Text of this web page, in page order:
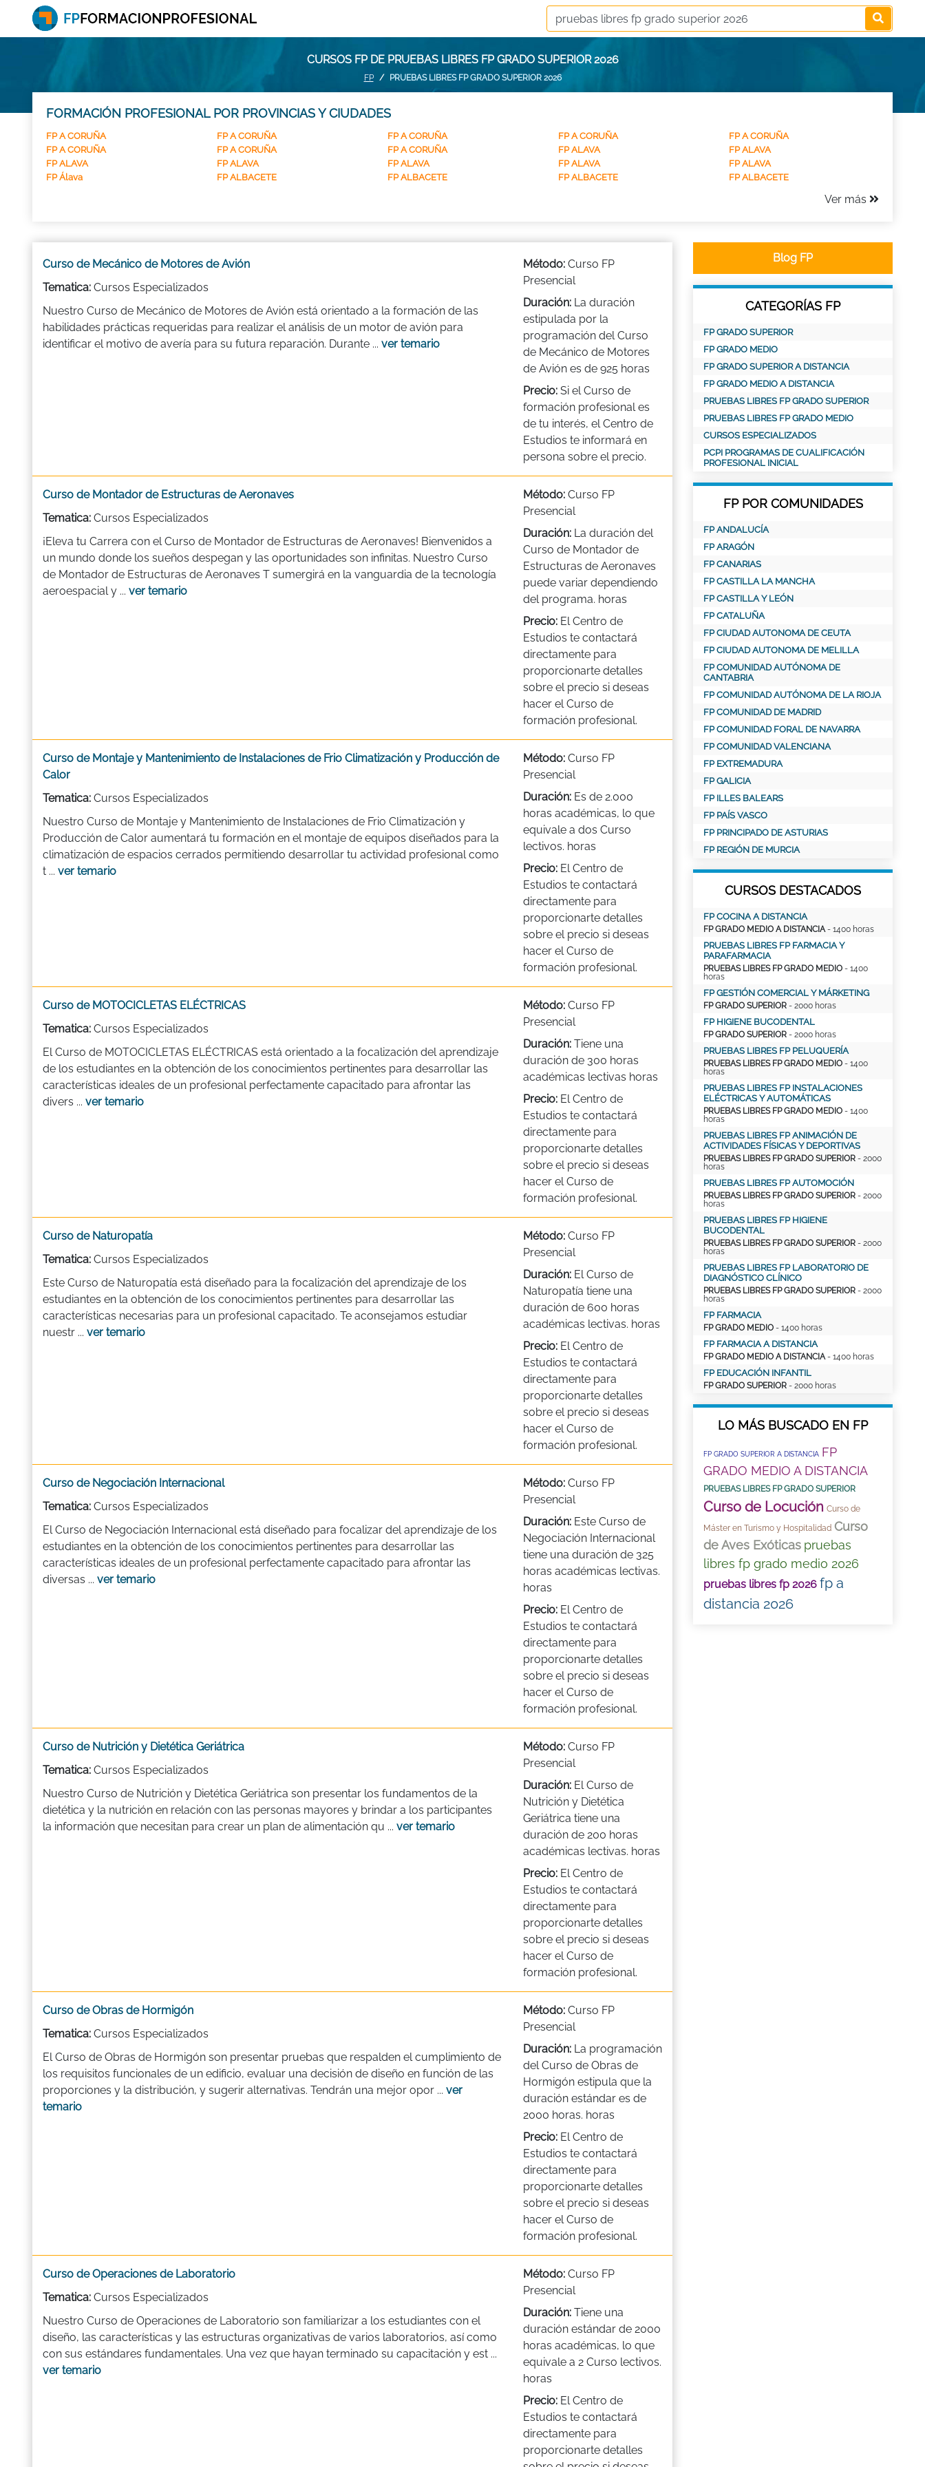
CURSOS FP DE PRUEBAS LIBRES FP GRADO SUPERIOR 2026
FP PRUEBAS LIBRES FP GRADO SUPERIOR 2026
FORMACIÓN PROFESIONAL POR PROVINCIAS Y CIUDADES
FP A CORUÑA FP A CORUÑA FP A CORUÑA FP A CORUÑA
FP A CORUÑA
FP A CORUÑA
FP A CORUÑA FP A CORUÑA FP ALAVA
FP ALAVA
FP ALAVA
FP ALAVA FP ALAVA FP ALAVA
FP ALAVA
FP Álava
FP ALBACETE FP ALBACETE FP ALBACETE FP ALBACETE
Ver más
Curso de Mecánico de Motores de Avión
Tematica: Cursos Especializados
Nuestro Curso de Mecánico de Motores de Avión está orientado a la formación de las
habilidades prácticas requeridas para realizar el análisis de un motor de avión para
identificar el motivo de avería para su futura reparación. Durante ... ver temario
Método:Curso FP
Presencial
Duración:La duración
estipulada por la
programación del Curso
de Mecánico de Motores
de Avión es de 925 horas
Precio:Si el Curso de
formación profesional es
de tu interés, el Centro de
Estudios te informará en
persona sobre el precio.
Curso de Montador de Estructuras de Aeronaves
Tematica: Cursos Especializados
¡Eleva tu Carrera con el Curso de Montador de Estructuras de Aeronaves! Bienvenidos a
un mundo donde los sueños despegan y las oportunidades son infinitas. Nuestro Curso
de Montador de Estructuras de Aeronaves T sumergirá en la vanguardia de la tecnología
aeroespacial y ... ver temario
Método:Curso FP
Presencial
Duración:La duración del
Curso de Montador de
Estructuras de Aeronaves
puede variar dependiendo
del programa. horas
Precio:El Centro de
Estudios te contactará
directamente para
proporcionarte detalles
sobre el precio si deseas
hacer el Curso de
formación profesional.
Curso de Montaje y Mantenimiento de Instalaciones de Frio Climatización y Producción de
Calor
Tematica: Cursos Especializados
Nuestro Curso de Montaje y Mantenimiento de Instalaciones de Frio Climatización y
Producción de Calor aumentará tu formación en el montaje de equipos diseñados para la
climatización de espacios cerrados permitiendo desarrollar tu actividad profesional como
t ... ver temario
Método:Curso FP
Presencial
Duración:Es de 2.000
horas académicas, lo que
equivale a dos Curso
lectivos. horas
Precio:El Centro de
Estudios te contactará
directamente para
proporcionarte detalles
sobre el precio si deseas
hacer el Curso de
formación profesional.
Curso de MOTOCICLETAS ELÉCTRICAS
Tematica: Cursos Especializados
El Curso de MOTOCICLETAS ELÉCTRICAS está orientado a la focalización del aprendizaje
de los estudiantes en la obtención de los conocimientos pertinentes para desarrollar las
características ideales de un profesional perfectamente capacitado para afrontar las
divers ... ver temario
Método:Curso FP
Presencial
Duración:Tiene una
duración de 300 horas
académicas lectivas horas
Precio:El Centro de
Estudios te contactará
directamente para
proporcionarte detalles
sobre el precio si deseas
hacer el Curso de
formación profesional.
Curso de Naturopatía
Tematica: Cursos Especializados
Este Curso de Naturopatía está diseñado para la focalización del aprendizaje de los
estudiantes en la obtención de los conocimientos pertinentes para desarrollar las
características necesarias para un profesional capacitado. Te aconsejamos estudiar
nuestr ... ver temario
Método:Curso FP
Presencial
Duración:El Curso de
Naturopatía tiene una
duración de 600 horas
académicas lectivas. horas
Precio:El Centro de
Estudios te contactará
directamente para
proporcionarte detalles
sobre el precio si deseas
hacer el Curso de
formación profesional.
Curso de Negociación Internacional
Tematica: Cursos Especializados
El Curso de Negociación Internacional está diseñado para focalizar del aprendizaje de los
estudiantes en la obtención de los conocimientos pertinentes para desarrollar las
características ideales de un profesional perfectamente capacitado para afrontar las
diversas ... ver temario
Método:Curso FP
Presencial
Duración:Este Curso de
Negociación Internacional
tiene una duración de 325
horas académicas lectivas.
horas
Precio:El Centro de
Estudios te contactará
directamente para
proporcionarte detalles
sobre el precio si deseas
hacer el Curso de
formación profesional.
Curso de Nutrición y Dietética Geriátrica
Tematica: Cursos Especializados
Nuestro Curso de Nutrición y Dietética Geriátrica son presentar los fundamentos de la
dietética y la nutrición en relación con las personas mayores y brindar a los participantes
la información que necesitan para crear un plan de alimentación qu ... ver temario
Método:Curso FP
Presencial
Duración:El Curso de
Nutrición y Dietética
Geriátrica tiene una
duración de 200 horas
académicas lectivas. horas
Precio:El Centro de
Estudios te contactará
directamente para
proporcionarte detalles
sobre el precio si deseas
hacer el Curso de
formación profesional.
Curso de Obras de Hormigón
Tematica: Cursos Especializados
El Curso de Obras de Hormigón son presentar pruebas que respalden el cumplimiento de
los requisitos funcionales de un edificio, evaluar una decisión de diseño en función de las
proporciones y la distribución, y sugerir alternativas. Tendrán una mejor opor ... ver
temario
Método:Curso FP
Presencial
Duración:La programación
del Curso de Obras de
Hormigón estipula que la
duración estándar es de
2000 horas. horas
Precio:El Centro de
Estudios te contactará
directamente para
proporcionarte detalles
sobre el precio si deseas
hacer el Curso de
formación profesional.
Curso de Operaciones de Laboratorio
Tematica: Cursos Especializados
Nuestro Curso de Operaciones de Laboratorio son familiarizar a los estudiantes con el
diseño, las características y las estructuras organizativas de varios laboratorios, así como
con sus estándares fundamentales. Una vez que hayan terminado su capacitación y est ...
ver temario
Método:Curso FP
Presencial
Duración:Tiene una
duración estándar de 2000
horas académicas, lo que
equivale a 2 Curso lectivos.
horas
Precio:El Centro de
Estudios te contactará
directamente para
proporcionarte detalles
Blog FP
CATEGORÍAS FP
FP GRADO SUPERIOR
FP GRADO MEDIO
FP GRADO SUPERIOR A DISTANCIA
FP GRADO MEDIO A DISTANCIA
PRUEBAS LIBRES FP GRADO SUPERIOR
PRUEBAS LIBRES FP GRADO MEDIO
CURSOS ESPECIALIZADOS
PCPI PROGRAMAS DE CUALIFICACIÓN
PROFESIONAL INICIAL
FP POR COMUNIDADES
FP ANDALUCÍA
FP ARAGÓN
FP CANARIAS
FP CASTILLA LA MANCHA
FP CASTILLA Y LEÓN
FP CATALUÑA
FP CIUDAD AUTONOMA DE CEUTA
FP CIUDAD AUTONOMA DE MELILLA
FP COMUNIDAD AUTÓNOMA DE
CANTABRIA
FP COMUNIDAD AUTÓNOMA DE LA RIOJA
FP COMUNIDAD DE MADRID
FP COMUNIDAD FORAL DE NAVARRA
FP COMUNIDAD VALENCIANA
FP EXTREMADURA
FP GALICIA
FP ILLES BALEARS
FP PAÍS VASCO
FP PRINCIPADO DE ASTURIAS
FP REGIÓN DE MURCIA
CURSOS DESTACADOS
FP COCINA A DISTANCIA
FP GRADO MEDIO A DISTANCIA- 1400 horas
PRUEBAS LIBRES FP FARMACIA Y
PARAFARMACIA
PRUEBAS LIBRES FP GRADO MEDIO - 1400
horas
FP GESTIÓN COMERCIAL Y MÁRKETING
FP GRADO SUPERIOR - 2000 horas
FP HIGIENE BUCODENTAL
FP GRADO SUPERIOR - 2000 horas
PRUEBAS LIBRES FP PELUQUERÍA
PRUEBAS LIBRES FP GRADO MEDIO - 1400
horas
PRUEBAS LIBRES FP INSTALACIONES
ELÉCTRICAS Y AUTOMÁTICAS
PRUEBAS LIBRES FP GRADO MEDIO - 1400
horas
PRUEBAS LIBRES FP ANIMACIÓN DE
ACTIVIDADES FÍSICAS Y DEPORTIVAS
PRUEBAS LIBRES FP GRADO SUPERIOR - 2000
horas
PRUEBAS LIBRES FP AUTOMOCIÓN
PRUEBAS LIBRES FP GRADO SUPERIOR - 2000
horas
PRUEBAS LIBRES FP HIGIENE
BUCODENTAL
PRUEBAS LIBRES FP GRADO SUPERIOR - 2000
horas
PRUEBAS LIBRES FP LABORATORIO DE
DIAGNÓSTICO CLÍNICO
PRUEBAS LIBRES FP GRADO SUPERIOR - 2000
horas
FP FARMACIA
FP GRADO MEDIO - 1400 horas
FP FARMACIA A DISTANCIA
FP GRADO MEDIO A DISTANCIA- 1400 horas
FP EDUCACIÓN INFANTIL
FP GRADO SUPERIOR - 2000 horas
LO MÁS BUSCADO EN FP
FP GRADO SUPERIOR A DISTANCIA FP
GRADO MEDIO A DISTANCIA
PRUEBAS LIBRES FP GRADO SUPERIOR
Curso de Locución Curso de
Máster en Turismo y Hospitalidad Curso
de Aves Exóticas pruebas
libres fp grado medio 2026
pruebas libres fp 2026 fp a
distancia 2026